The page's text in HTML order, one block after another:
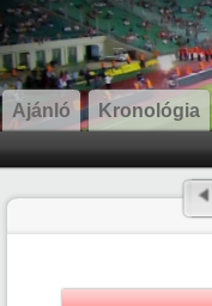
Ajánló Kronológia